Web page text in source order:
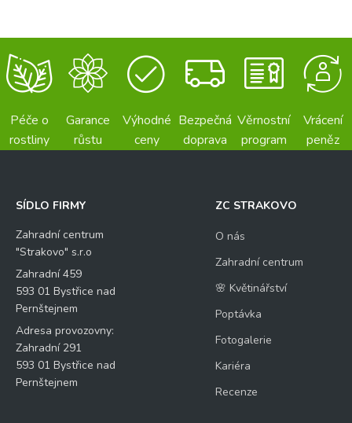
Péče o
rostliny
Garance
růstu
Výhodné
ceny
Bezpečná
doprava
Věrnostní
program
Vrácení
peněz
SÍDLO FIRMY
Zahradní centrum
"Strakovo" s.r.o
Zahradní 459
593 01 Bystřice nad
Pernštejnem
Adresa provozovny:
Zahradní 291
593 01 Bystřice nad
Pernštejnem
ZC STRAKOVO
O nás
Zahradní centrum
🌸 Květinářství
Poptávka
Fotogalerie
Kariéra
Recenze